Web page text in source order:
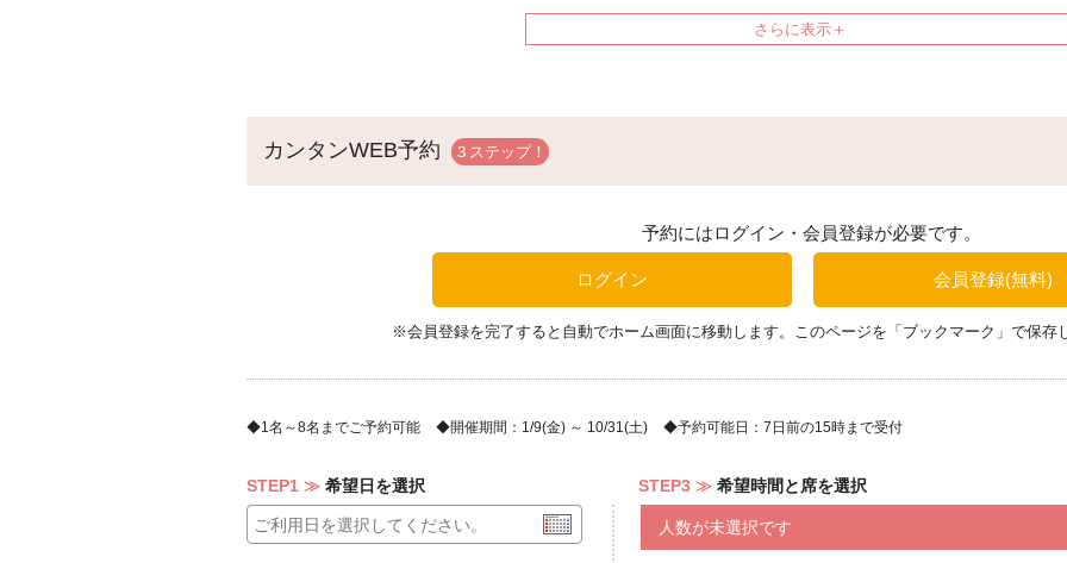
・ジョールベーコンのカルボナーラ
カンタンWEB予約
予約にはログイン・会員登録が必要です。
ログイン 会員登録(無料)
※会員登録を完了すると自動でホーム画面に移動します。このページを「ブックマーク」で保存
1名～8名までご予約可能 開催期間：1/9(金) ～ 10/31(土) 予約可能日：7日前の15時まで受付
STEP1 希望日を選択 STEP3 希望時間と席を選択
人数が未選択です